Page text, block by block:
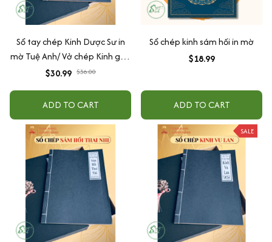
Sổ tay chép Kinh Dược Sư in
mờ Tuệ Anh/ Vở chép Kinh giấy
cổ (Tặng kèm Hộp đựng)
$30.99 $36.00
ADD TO CART
Sổ chép kinh sám hối in mờ
$18.99
ADD TO CART
SALE